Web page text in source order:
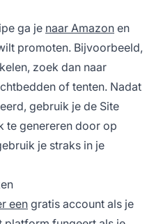
ga je naar Amazon en
promoten. Bijvoorbeeld,
zoek dan naar
of tenten. Nadat
gebruik je de Site
te genereren door op
je straks in je
een gratis account als je